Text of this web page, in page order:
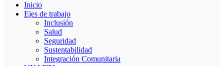
Inicio
Ejes de trabajo
Inclusión
Salud
Seguridad
Sustentabilidad
Integración Comunitaria